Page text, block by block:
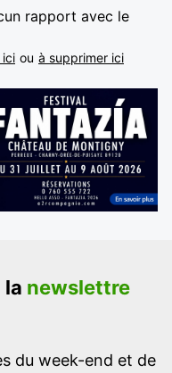
rapport avec le
ici ou à supprimer ici
la newslettre
du week-end et de